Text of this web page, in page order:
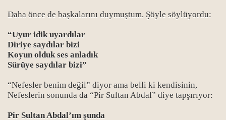
Daha önce de başkalarını duymuştum. Şöyle söylüyordu:
“Uyur idik uyardılar
Diriye saydılar bizi
Koyun olduk ses anladık
Sürüye saydılar bizi”
“Nefesler benim değil” diyor ama belli ki kendisinin,
Nefeslerin sonunda da “Pir Sultan Abdal” diye tapşırıyor:
Pir Sultan Abdal’ım şunda